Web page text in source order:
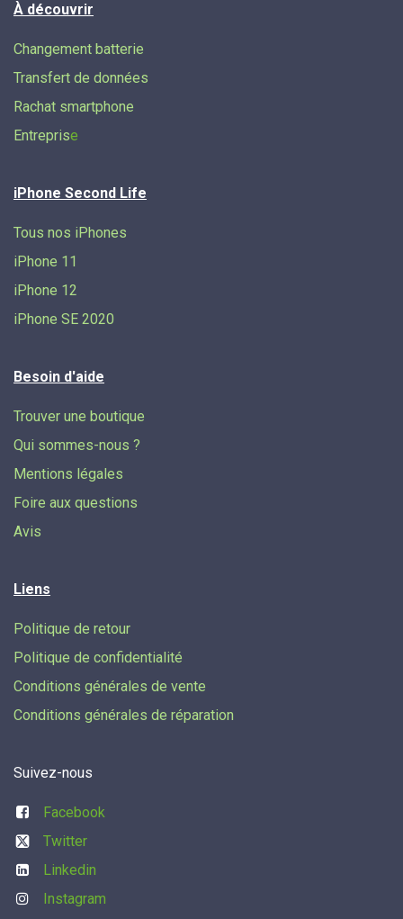
À découvrir
Changement batterie
Transfert de données​
Rachat smartphone
Entreprise
iPhone Second Life
Tous nos iPhones
iPhone 11
iPhone 12
iPhone SE 2020
Besoin d'aide
Trouver une boutique
Qui sommes-nous ?
Mentions légales
Foire aux questions
Avis
Liens
Politique de retour
Politique de confidentialité
Conditions générales de vente
Conditions générales de réparation
Suivez-nous
Facebook
Twitter
Linkedin
Instagram